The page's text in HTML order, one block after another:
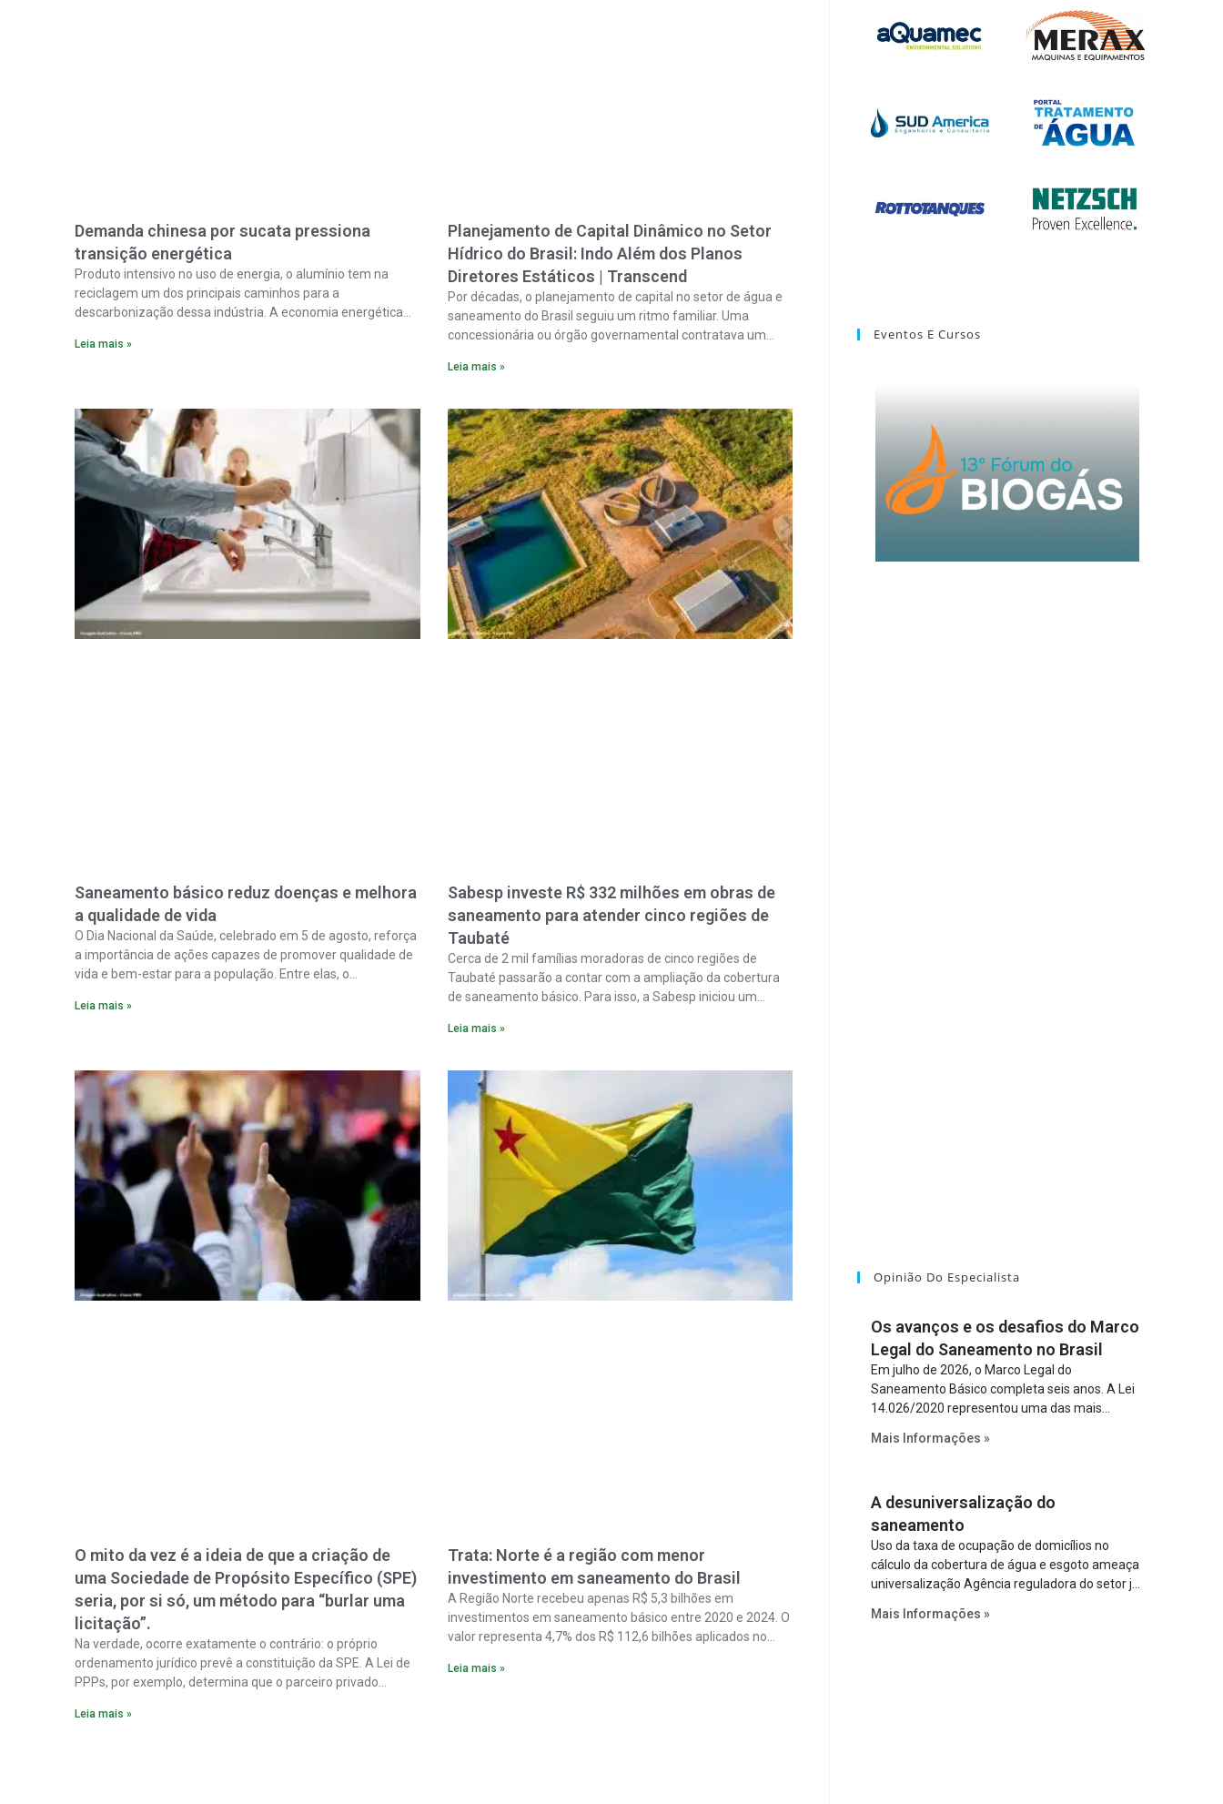
Demanda chinesa por sucata pressiona
transição energética
Produto intensivo no uso de energia, o alumínio tem na
reciclagem um dos principais caminhos para a
descarbonização dessa indústria. A economia energética
material. A produção de um alumínio mais limpo, no
chinês pela matéria-prima.
Leia mais »
Planejamento de Capital Dinâmico no Setor
Hídrico do Brasil: Indo Além dos Planos
Diretores Estáticos | Transcend
Por décadas, o planejamento de capital no setor de água e
saneamento do Brasil seguiu um ritmo familiar. Uma
concessionária ou órgão governamental contratava um
Leia mais »
Saneamento básico reduz doenças e melhora
a qualidade de vida
O Dia Nacional da Saúde, celebrado em 5 de agosto, reforça
a importância de ações capazes de promover qualidade de
vida e bem-estar para a população. Entre elas, o
serviços de coleta e tratamento de esgoto contribui
Leia mais »
Sabesp investe R$ 332 milhões em obras de
saneamento para atender cinco regiões de
Taubaté
Cerca de 2 mil famílias moradoras de cinco regiões de
Taubaté passarão a contar com a ampliação da cobertura
de saneamento básico. Para isso, a Sabesp iniciou um
milhões.
Leia mais »
O mito da vez é a ideia de que a criação de
uma Sociedade de Propósito Específico (SPE)
seria, por si só, um método para “burlar uma
licitação”.
Na verdade, ocorre exatamente o contrário: o próprio
ordenamento jurídico prevê a constituição da SPE. A Lei de
PPPs, por exemplo, determina que o parceiro privado
empreendimento. Ou seja, a suposta “fraude à licitação” é
Leia mais »
Trata: Norte é a região com menor
investimento em saneamento do Brasil
A Região Norte recebeu apenas R$ 5,3 bilhões em
investimentos em saneamento básico entre 2020 e 2024. O
valor representa 4,7% dos R$ 112,6 bilhões aplicados no
Trata Brasil em parceria com a GO Associados.
Leia mais »
Eventos E Cursos
Opinião Do Especialista
Os avanços e os desafios do Marco
Legal do Saneamento no Brasil
Em julho de 2026, o Marco Legal do
Saneamento Básico completa seis anos. A Lei
14.026/2020 representou uma das mais
estabelecer metas claras para a
papel regulador da Agência Nacional de Águas
e Saneamento Básico (ANA) e criar
mecanismos voltados à segurança jurídica dos
contratos.
Mais Informações »
A desuniversalização do
saneamento
Uso da taxa de ocupação de domicílios no
cálculo da cobertura de água e esgoto ameaça
universalização Agência reguladora do setor já
de variável demográfica.
Mais Informações »